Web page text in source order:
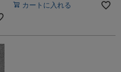
カートに入れる